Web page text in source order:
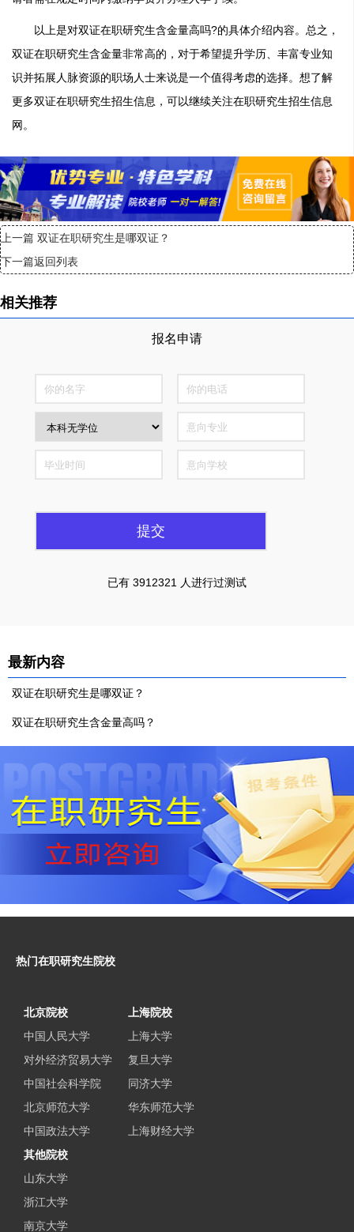
以上是对双证在职研究生含金量高吗?的具体介绍内容。总之，
双证在职研究生含金量非常高的，对于希望提升学历、丰富专业知
识并拓展人脉资源的职场人士来说是一个值得考虑的选择。想了解
更多双证在职研究生招生信息，可以继续关注在职研究生招生信息
网。
上一篇 双证在职研究生是哪双证？
下一篇返回列表
相关推荐
报名申请
全国仅300个名额
已有 3912321 人进行过测试
最新内容
双证在职研究生是哪双证？
双证在职研究生含金量高吗？
热门在职研究生院校
北京院校
中国人民大学
对外经济贸易大学
中国社会科学院
北京师范大学
中国政法大学
上海院校
上海大学
复旦大学
同济大学
华东师范大学
上海财经大学
其他院校
山东大学
浙江大学
南京大学